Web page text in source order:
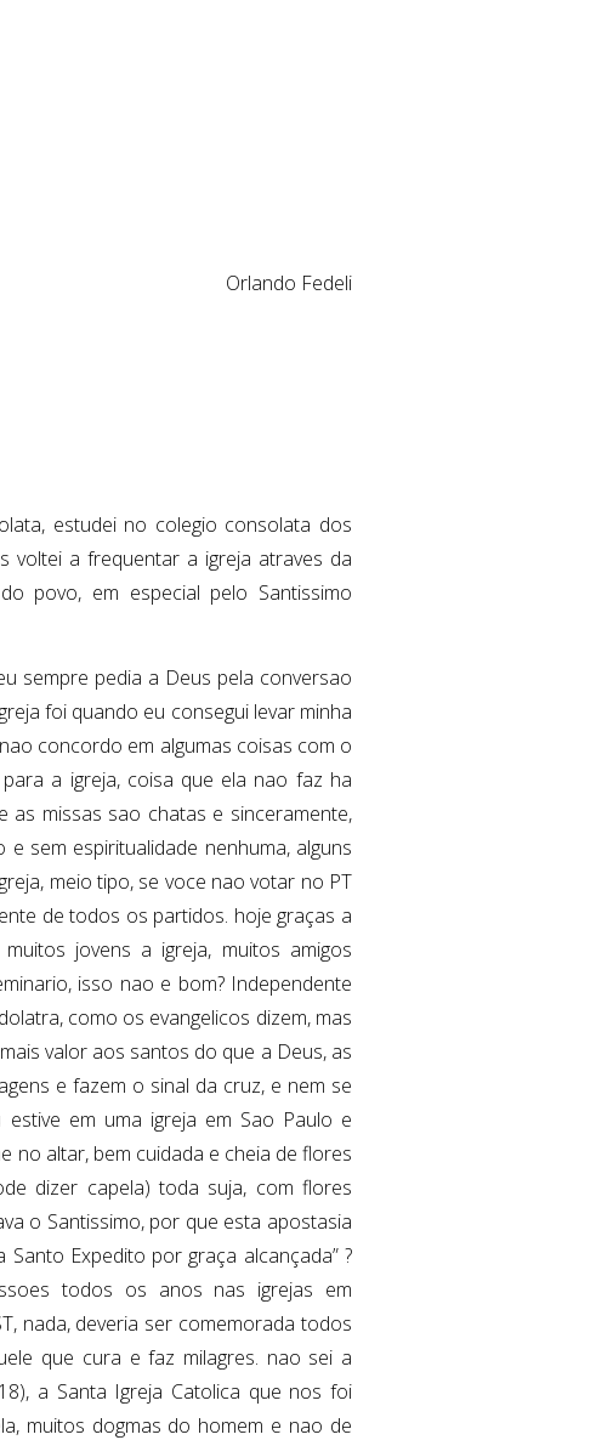
Orlando Fedeli
estudei no colegio consolata dos
voltei a frequentar a igreja atraves da
povo, em especial pelo Santissimo
sempre pedia a Deus pela conversao
foi quando eu consegui levar minha
concordo em algumas coisas com o
a igreja, coisa que ela nao faz ha
as missas sao chatas e sinceramente,
sem espiritualidade nenhuma, alguns
meio tipo, se voce nao votar no PT
de todos os partidos. hoje graças a
jovens a igreja, muitos amigos
isso nao e bom? Independente
como os evangelicos dizem, mas
valor aos santos do que a Deus, as
e fazem o sinal da cruz, e nem se
em uma igreja em Sao Paulo e
no altar, bem cuidada e cheia de flores
dizer capela) toda suja, com flores
o Santissimo, por que esta apostasia
Expedito por graça alcançada” ?
todos os anos nas igrejas em
nada, deveria ser comemorada todos
que cura e faz milagres. nao sei a
a Santa Igreja Catolica que nos foi
muitos dogmas do homem e nao de